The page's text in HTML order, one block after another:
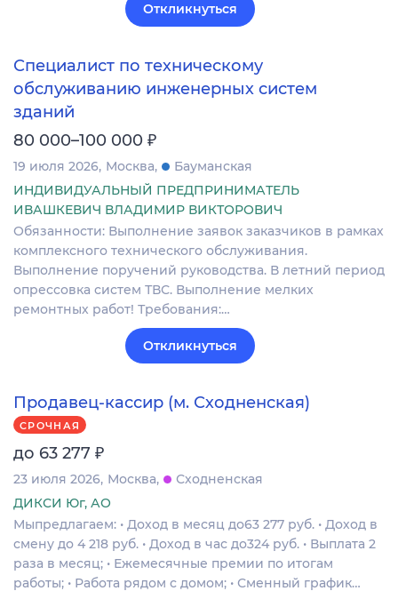
Откликнуться
Специалист по техническому
обслуживанию инженерных систем
зданий
80 000–100 000 ₽
19 июля 2026 Москва
Бауманская
ИНДИВИДУАЛЬНЫЙ ПРЕДПРИНИМАТЕЛЬ
ИВАШКЕВИЧ ВЛАДИМИР ВИКТОРОВИЧ
Обязанности: Выполнение заявок заказчиков в рамках
комплексного технического обслуживания.
Выполнение поручений руководства. В летний период
опрессовка систем ТВС. Выполнение мелких
ремонтных работ! Требования:…
Откликнуться
Продавец-кассир (м. Сходненская)
СРОЧНАЯ
до 63 277 ₽
23 июля 2026 Москва
Сходненская
ДИКСИ Юг, АО
Мыпредлагаем: • Доход в месяц до63 277 руб. • Доход в
смену до 4 218 руб. • Доход в час до324 руб. • Выплата 2
раза в месяц; • Ежемесячные премии по итогам
работы; • Работа рядом с домом; • Сменный график…